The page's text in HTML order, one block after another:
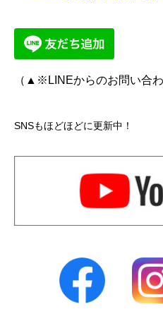
（▲※LINEからのお問い合わ
SNSもほどほどに更新中！